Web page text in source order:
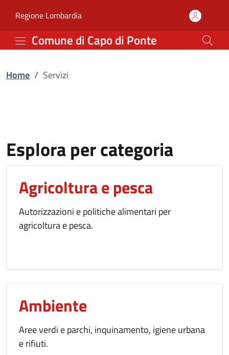
Servizi | Comune di
Regione Lombardia(apre in un'altra scheda).
Comune di Capo di Ponte
Home / Servizi
Esplora per categoria
Agricoltura e pesca
Autorizzazioni e politiche alimentari per
agricoltura e pesca.
Ambiente
Aree verdi e parchi, inquinamento, igiene urbana
e rifiuti.